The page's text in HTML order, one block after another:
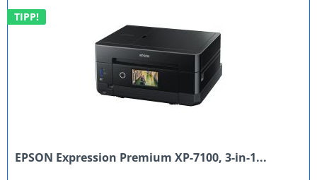
TIPP!
EPSON Expression Premium XP-7100, 3-in-1...